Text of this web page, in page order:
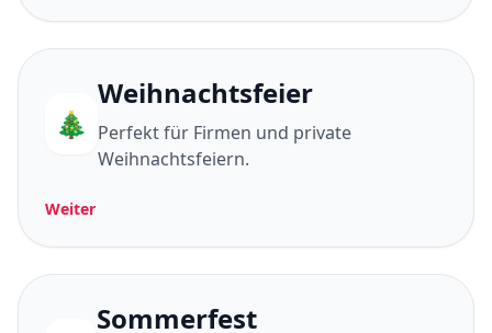
🎄
Weihnachtsfeier
Perfekt für Firmen und private
Weihnachtsfeiern.
Weiter
Sommerfest